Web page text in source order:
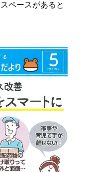
ペースがあると